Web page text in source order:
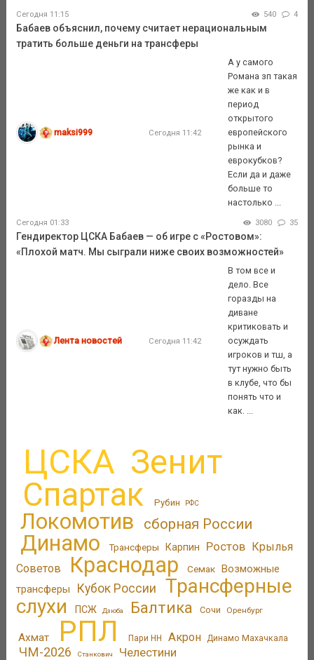
Сегодня 11:15 540 4
Бабаев объяснил, почему считает нерациональным
тратить больше деньги на трансферы
maksi999 Сегодня 11:42
А у самого
Романа зп такая
же как и в
период
открытого
европейского
рынка и
еврокубков?
Если да и даже
больше то
настолько ...
Сегодня 01:33 3080 35
Гендиректор ЦСКА Бабаев — об игре с «Ростовом»:
«Плохой матч. Мы сыграли ниже своих возможностей»
Лента новостей Сегодня 11:42
В том все и
дело. Все
горазды на
диване
критиковать и
осуждать
игроков и тш, а
тут нужно быть
в клубе, что бы
понять что и
как. ...
ЦСКА Зенит
Спартак Рубин РФС
Локомотив сборная России
Динамо Трансферы Карпин Ростов Крылья
Советов
Краснодар Семак Возможные
трансферы
Кубок России
Трансферные
слухи
ПСЖ Дзюба Балтика Сочи Оренбург
Ахмат РПЛ Пари НН Акрон Динамо Махачкала
ЧМ-2026 Станкович Челестини